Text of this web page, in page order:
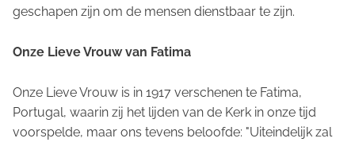
geschapen zijn om de mensen dienstbaar te zijn.
Onze Lieve Vrouw van Fatima
Onze Lieve Vrouw is in 1917 verschenen te Fatima,
Portugal, waarin zij het lijden van de Kerk in onze tijd
voorspelde, maar ons tevens beloofde: "Uiteindelijk zal